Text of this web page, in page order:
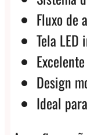
Fluxo de
Tela LED
Design
Ideal